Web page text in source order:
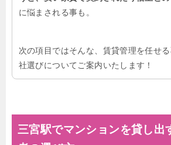
に悩まされる事も。
次の項目ではそんな、賃貸管理を任せ
社選びについてご案内いたします！
三宮駅でマンションを貸し出